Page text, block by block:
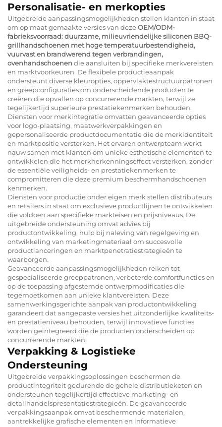
Personalisatie- en merkopties
Uitgebreide aanpassingsmogelijkheden stellen klanten in staat
om op maat gemaakte versies van dezeOEM/ODM-
fabrieksvoorraad: duurzame, milieuvriendelijke siliconen BBQ-
grillhandschoenen met hoge temperatuurbestendigheid,
vuurvast en brandwerend tegen verbrandingen,
ovenhandschoenen die aansluiten bij specifieke merkvereisten
en marktvoorkeuren. De flexibele productieaanpak
ondersteunt diverse kleuropties, oppervlaktestructuurpatronen
en greepconfiguraties om onderscheidende producten te
creëren die opvallen op concurrerende markten, terwijl ze
tegelijkertijd superieure prestatiekenmerken behouden.
Diensten voor merkintegratie omvatten geavanceerde opties
voor logo-plaatsing, maatwerkverpakkingen en
gepersonaliseerde productdocumentatie die de merkidentiteit
en marktpositie versterken. Het ervaren ontwerpteam werkt
nauw samen met klanten om unieke esthetische elementen te
ontwikkelen die het merkherkenningseffect versterken, zonder
de essentiële veiligheids- en prestatiekenmerken te
compromitteren die deze premium beschermhandschoenen
kenmerken.
Diensten voor productie onder eigen merk stellen distributeurs
en retailers in staat om exclusieve productlijnen te ontwikkelen
die voldoen aan specifieke markteisen en prijsniveaus. De
uitgebreide ondersteuning omvat advies bij
productontwikkeling, hulp bij naleving van regelgeving en
ontwikkeling van marketingmateriaal om succesvolle
productlanceringen en marktpenetratiestrategieën te
waarborgen.
Geavanceerde aanpassingsmogelijkheden reiken tot
gespecialiseerde greeppatronen, verbeterde comfortfuncties en
op de toepassing afgestemde ontwerpmodificaties die
tegemoetkomen aan unieke klantvereisten. Deze
samenwerkingsgerichte aanpak van productontwikkeling
garandeert dat aangepaste versies het uitzonderlijke kwaliteits-
en prestatieniveau behouden, terwijl innovatieve functies
worden geïntegreerd die de producten onderscheiden op
concurrerende markten.
Verpakking & Logistieke
Ondersteuning
Uitgebreide verpakkingsoplossingen beschermen de
productintegriteit gedurende de gehele distributieketen en
ondersteunen tegelijkertijd effectieve marketing- en
detailhandelspresentatiestrategieën. De geavanceerde
verpakkingsaanpak omvat beschermende materialen,
aantrekkelijke grafische elementen en informatieve